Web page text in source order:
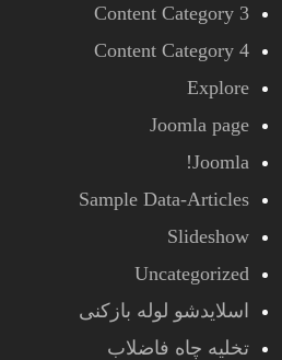
Content Category 3
Content Category 4
Explore
Joomla page
Joomla!
Sample Data-Articles
Slideshow
Uncategorized
اسلایدشو لوله بازکنی
تخلیه چاه فاضلاب